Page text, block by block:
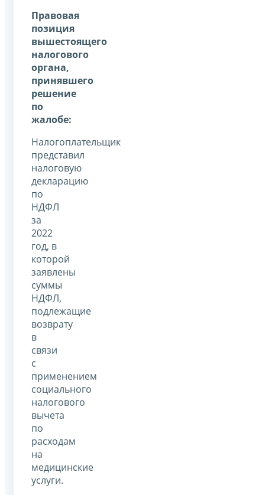
Правовая
позиция
вышестоящего
налогового
органа,
принявшего
решение
по
жалобе:
Налогоплательщик
представил
налоговую
декларацию
по
НДФЛ
за
2022
год, в
которой
заявлены
суммы
НДФЛ,
подлежащие
возврату
в
связи
с
применением
социального
налогового
вычета
по
расходам
на
медицинские
услуги.